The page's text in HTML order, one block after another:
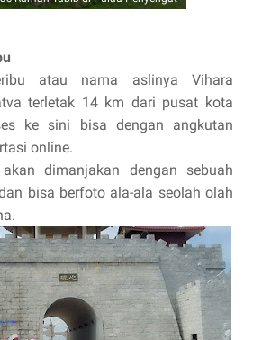
atau nama aslinya Vihara
terletak 14 km dari pusat kota
ke sini bisa dengan angkutan
online.
dimanjakan dengan sebuah
bisa berfoto ala-ala seolah olah